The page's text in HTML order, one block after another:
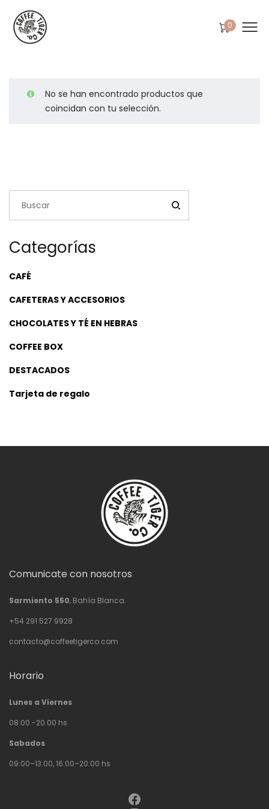
0
No se han encontrado productos que
coincidan con tu selección.
Categorías
CAFÉ
CAFETERAS Y ACCESORIOS
CHOCOLATES Y TÉ EN HEBRAS
COFFEE BOX
DESTACADOS
Tarjeta de regalo
Comunicate con nosotros
Sarmiento 550, Bahía Blanca.
+54 291 527 9928
contacto@coffeetigerco.com
Horario
Lunes a Viernes
08.00 -20.00 hs
Sabados
09:00–13:00, 16:00–20:00 hs
Facebook